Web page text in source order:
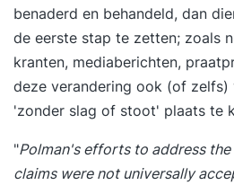
benaderd en behandeld, dan
de eerste stap te zetten; zoals
kranten, mediaberichten,
deze verandering ook (of zelfs)
'zonder slag of stoot' plaats te
"Polman's efforts to address the
claims were not universally